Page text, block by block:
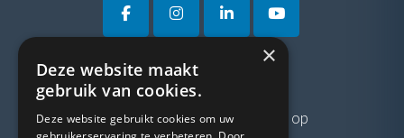
VRAGEN?
Neem gerustcontactmet ons op
×
Deze website maakt
gebruik van cookies.
Deze website gebruikt cookies om uw